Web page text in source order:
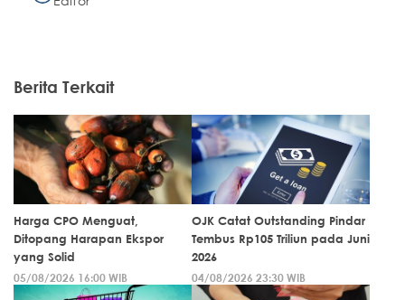
Berita Terkait
Harga CPO Menguat,
Ditopang Harapan Ekspor
yang Solid
05/08/2026 16:00 WIB
OJK Catat Outstanding Pindar
Tembus Rp105 Triliun pada Juni
2026
04/08/2026 23:30 WIB